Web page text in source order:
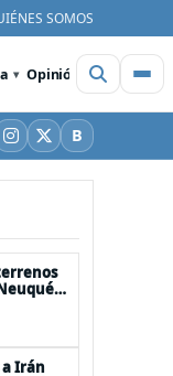
SOMOS
Opinión Videos
Instagram
X BBluesky
Irán